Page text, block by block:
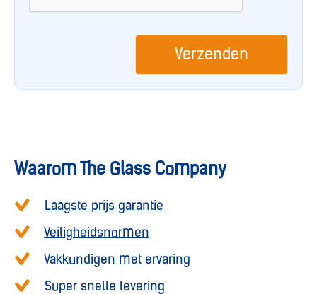
Waarom The Glass Company
Laagste prijs garantie
Veiligheidsnormen
Vakkundigen met ervaring
Super snelle levering